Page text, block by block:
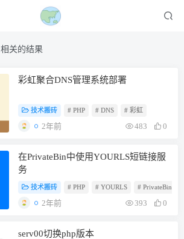
相关的结果
彩虹聚合DNS管理系统部署
技术搬砖 # PHP # DNS # 彩虹
2年前 483 0
在PrivateBin中使用YOURLS短链接服
务
技术搬砖 # PHP # YOURLS # PrivateBin
2年前 393 0
serv00切换php版本